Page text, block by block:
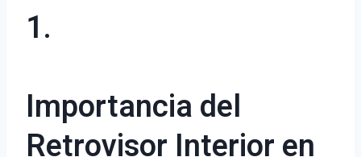
1.
Importancia del
Retrovisor Interior en